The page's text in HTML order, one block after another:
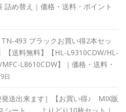
詰め替え｜価格・送料・ポイント
493 ブラックお買い得2本セッ
【送料無料】【HL-L9310CDW/HL-
L8610CDW】｜価格・送料・
日
発送出来ます］【お買い得♪ MIX販
シート よりどり10枚セット｜